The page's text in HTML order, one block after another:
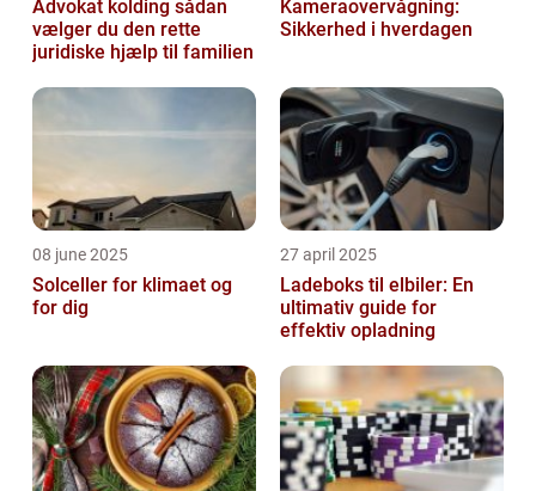
Advokat kolding sådan
vælger du den rette
juridiske hjælp til familien
Kameraovervågning:
Sikkerhed i hverdagen
08 june 2025
Solceller for klimaet og
for dig
27 april 2025
Ladeboks til elbiler: En
ultimativ guide for
effektiv opladning